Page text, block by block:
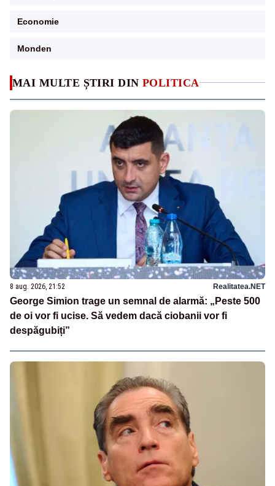
MAI MULTE ȘTIRI DIN POLITICA
8 aug. 2026, 21:52 Realitatea.NET
George Simion trage un semnal de alarmă: „Peste 500
de oi vor fi ucise. Să vedem dacă ciobanii vor fi
despăgubiți”
Economie
Monden